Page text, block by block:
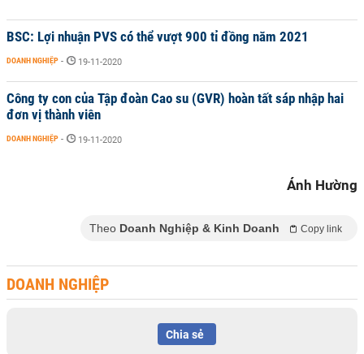
BSC: Lợi nhuận PVS có thể vượt 900 tỉ đồng năm 2021
DOANH NGHIỆP - 19-11-2020
Công ty con của Tập đoàn Cao su (GVR) hoàn tất sáp nhập hai
đơn vị thành viên
DOANH NGHIỆP - 19-11-2020
Ánh Hường
Theo Doanh Nghiệp & Kinh Doanh Copy link
DOANH NGHIỆP
Chia sẻ